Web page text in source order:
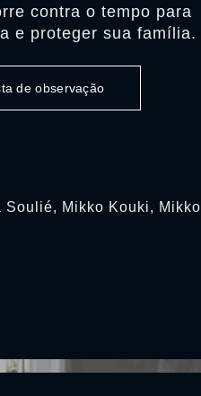
contra o tempo para
e proteger sua família.
de observação
Soulié, Mikko Kouki, Mikko